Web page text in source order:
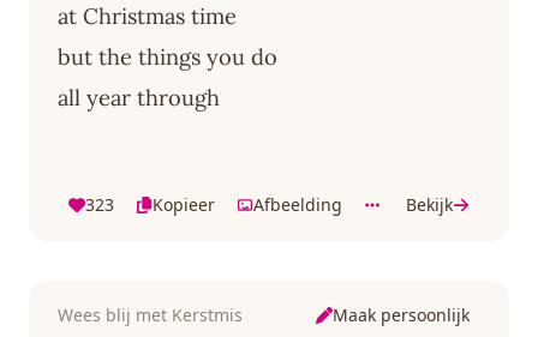
at Christmas time
but the things you do
all year through
323 Kopieer Afbeelding Bekijk
Wees blij met Kerstmis Maak persoonlijk